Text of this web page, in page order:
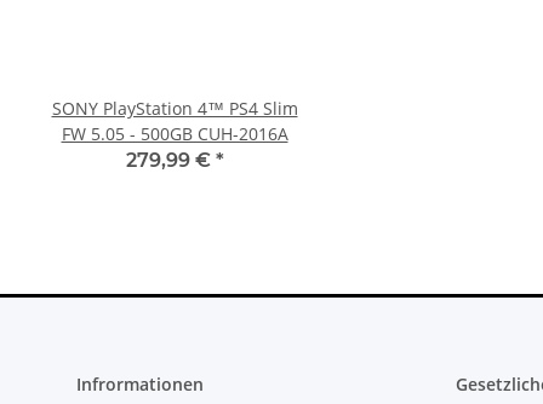
SONY PlayStation 4™ PS4 Slim
FW 5.05 - 500GB CUH-2016A
279,99 € *
Infrormationen